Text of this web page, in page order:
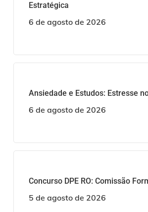
Estratégica
6 de agosto de 2026
Ansiedade e Estudos: Estresse
6 de agosto de 2026
Concurso DPE RO: Comissão
5 de agosto de 2026